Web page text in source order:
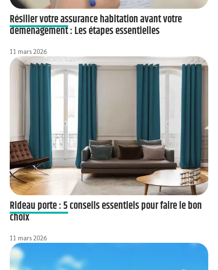
Résilier votre assurance habitation avant votre
déménagement : Les étapes essentielles
11 mars 2026
Rideau porte : 5 conseils essentiels pour faire le bon
choix
11 mars 2026